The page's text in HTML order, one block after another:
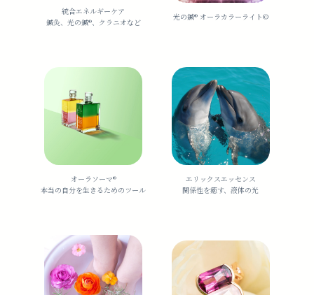
統合エネルギーケア
鍼灸、光の鍼®︎、クラニオなど
光の鍼®️ オーラカラーライト©︎
オーラソーマ®️
本当の自分を生きるためのツール
エリックスエッセンス
関係性を癒す、液体の光